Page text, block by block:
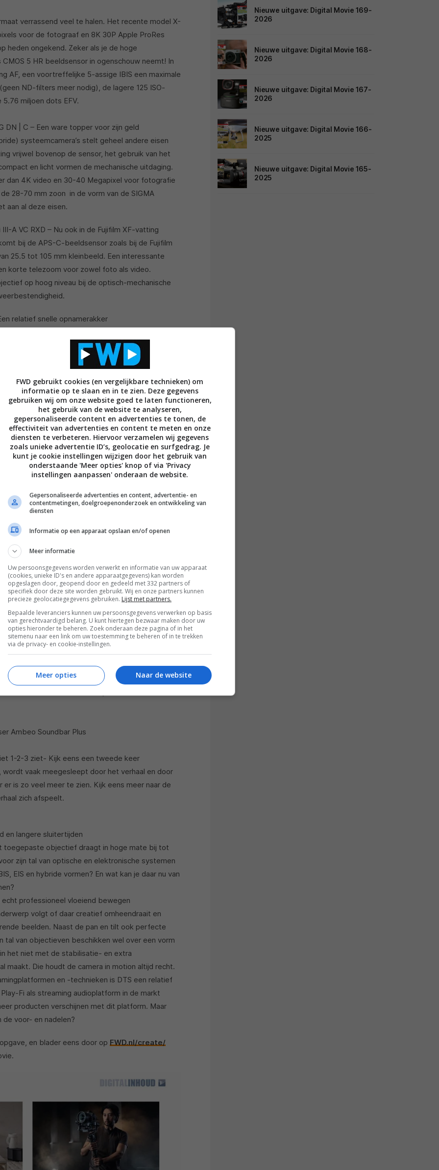
verrassend veel te halen. Het recente model X-
voor de fotograaf en 8K 30P Apple ProRes
heden ongekend. Zeker als je de hoge
5 HR beeldsensor in ogenschouw neemt! In
AF, een voortreffelijke 5-assige IBIS een maximale
ND-filters meer nodig), de lagere 125 ISO-
miljoen dots EFV.
DN | C – Een ware topper voor zijn geld
systeemcamera’s stelt geheel andere eisen
vrijwel bovenop de sensor, het gebruik van het
en licht vormen de mechanische uitdaging.
dan 4K video en 30-40 Megapixel voor fotografie
28-70 mm zoon in de vorm van de SIGMA
aan al deze eisen.
A VC RXD – Nu ook in de Fujifilm XF-vatting
bij de APS-C-beeldsensor zoals bij de Fujifilm
25.5 tot 105 mm kleinbeeld. Een interessante
korte telezoom voor zowel foto als video.
op hoog niveau bij de optisch-mechanische
relatief snelle opnamerakker
indrukwekkend snelle 32,5 Megapixel APS-C
tot 7 stops, een uitstekende AutoFocus en 30
in de wolken. Met de meegeleverde adapter
En de videofilmer krijgt vloeiende volledig 4K
opnamen. Is deze hybride systeemcamera nu
van de spiegelreflex?
rekentools voor video- en Fotoliefhebbers
op een zeer bijzondere website te weten:
1100 – Citation-topmodel met Atmos
design is de Citation-familie van Harman Kardon al
Sonos. Met de Citation 1100 is er nu eindelijk een
OLED-tvEen 42 inch OLED-tv, daar hebben
niet genoeg plaats heeft of gewoon niet houdt van
kwaliteit genieten. De OLED42C24LA is
je op de grotere modellen vindt.
aanbod
IBC in de RAI te Amsterdam. Een vraag die rijst is
beurshallen nog wel zin hebben in het on-line-
productpresentaties en videoconferencing op
ja. Het elkaar fysiek ontmoeten en informatie
al het nieuws daadwerkelijk kunnen zien en
Ambeo Soundbar Plus
1-2-3 ziet- Kijk eens een tweede keer
vaak meegesleept door het verhaal en door
is zo veel meer te zien. Kijk eens meer naar de
zich afspeelt.
en langere sluitertijden
toegepaste objectief draagt in hoge mate bij tot
zijn tal van optische en elektronische systemen
EIS en hybride vormen? En wat kan je daar nu van
echt professioneel vloeiend bewegen
volgt of daar creatief omheendraait en
beelden. Naast de pan en tilt ook perfecte
tal van objectieven beschikken wel over een vorm
het niet met de stabilisatie- en extra
maakt. Die houdt de camera in motion altijd recht.
en -technieken is DTS een relatief
Fi als streaming audioplatform in de markt
producten verschijnen met dit platform. Maar
voor- en nadelen?
en blader eens door op FWD.nl/create/
Nieuwe uitgave: Digital Movie 169-
2026
Nieuwe uitgave: Digital Movie 168-
2026
Nieuwe uitgave: Digital Movie 167-
2026
Nieuwe uitgave: Digital Movie 166-
2025
Nieuwe uitgave: Digital Movie 165-
2025
FWD gebruikt cookies (en vergelijkbare technieken) om
informatie op te slaan en in te zien. Deze gegevens
gebruiken wij om onze website goed te laten functioneren,
het gebruik van de website te analyseren,
gepersonaliseerde content en advertenties te tonen, de
effectiviteit van advertenties en content te meten en onze
diensten te verbeteren. Hiervoor verzamelen wij gegevens
zoals unieke advertentie ID’s, geolocatie en surfgedrag. Je
kunt je cookie instellingen wijzigen door het gebruik van
onderstaande 'Meer opties' knop of via 'Privacy
instellingen aanpassen' onderaan de website.
Gepersonaliseerde advertenties en content, advertentie- en
contentmetingen, doelgroepenonderzoek en ontwikkeling van
diensten
Informatie op een apparaat opslaan en/of openen
Meer informatie
Uw persoonsgegevens worden verwerkt en informatie van uw apparaat
(cookies, unieke ID's en andere apparaatgegevens) kan worden
opgeslagen door, geopend door en gedeeld met 332 partners of
specifiek door deze site worden gebruikt. Wij en onze partners kunnen
precieze geolocatiegegevens gebruiken. Lijst met partners.
Bepaalde leveranciers kunnen uw persoonsgegevens verwerken op basis
van gerechtvaardigd belang. U kunt hiertegen bezwaar maken door uw
opties hieronder te beheren. Zoek onderaan deze pagina of in het
sitemenu naar een link om uw toestemming te beheren of in te trekken
via de privacy- en cookie-instellingen.
Naar de website
Meer opties